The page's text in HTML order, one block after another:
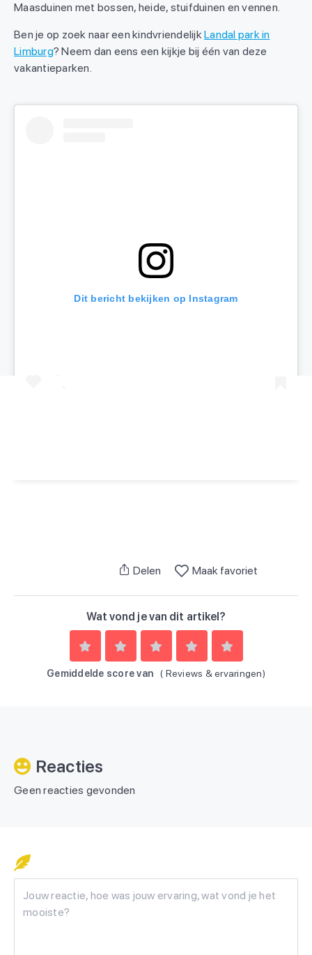
Maasduinen met bossen, heide, stuifduinen en vennen.
Ben je op zoek naar een kindvriendelijkLandal park in
Limburg? Neem dan eens een kijkje bij één van deze
vakantieparken.
Dit bericht bekijken op Instagram
Delen Maak favoriet
Wat vond je van dit artikel?
Gemiddelde score van ( Reviews & ervaringen)
Reacties
Geen reacties gevonden